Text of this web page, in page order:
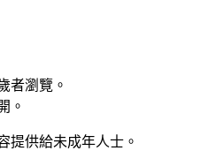
者瀏覽。
。
提供給未成年人士。